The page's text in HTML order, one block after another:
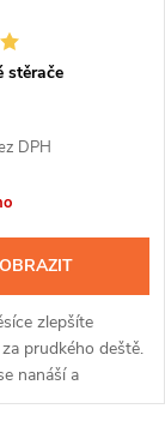
stěrače
DPH
zlepšíte
prudkého deště.
nanáší a
z nanočástic